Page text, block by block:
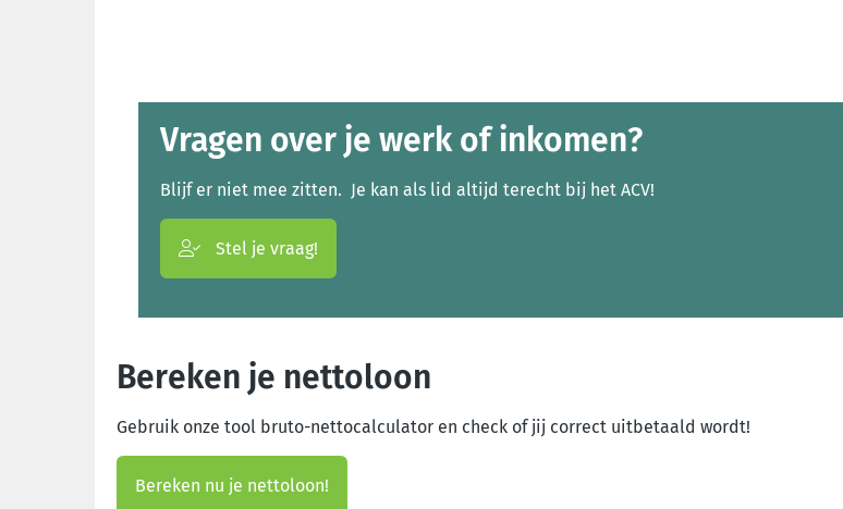
Vragen over je werk of inkomen?
Blijf er niet mee zitten. Je kan als lid altijd terecht bij het ACV!
Stel je vraag!
Bereken je nettoloon
Gebruik onze tool bruto-nettocalculator en check of jij correct uitbetaald wordt!
Bereken nu je nettoloon!